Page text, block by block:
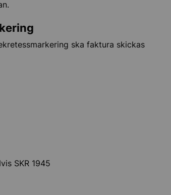
ska faktura skickas
SKR 1945